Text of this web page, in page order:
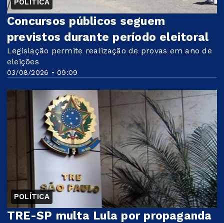
POLÍTICA
03/08/2026 • 09:09
Concursos públicos seguem
previstos durante período eleitoral
Legislação permite realização de provas em ano de
eleições
POLÍTICA
TRE-SP multa Lula por propaganda